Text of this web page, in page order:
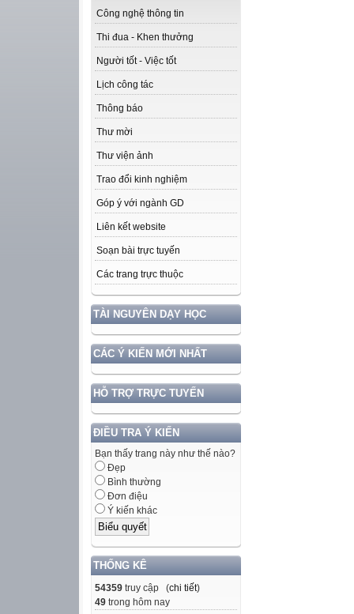
Công nghệ thông tin
Thi đua - Khen thưởng
Người tốt - Việc tốt
Lịch công tác
Thông báo
Thư mời
Thư viện ảnh
Trao đổi kinh nghiệm
Góp ý với ngành GD
Liên kết website
Soạn bài trực tuyến
Các trang trực thuộc
TÀI NGUYÊN DẠY HỌC
CÁC Ý KIẾN MỚI NHẤT
HỖ TRỢ TRỰC TUYẾN
ĐIỀU TRA Ý KIẾN
Bạn thấy trang này như thế nào?
Đẹp
Bình thường
Đơn điệu
Ý kiến khác
THỐNG KÊ
54359 truy cập (chi tiết)
49 trong hôm nay